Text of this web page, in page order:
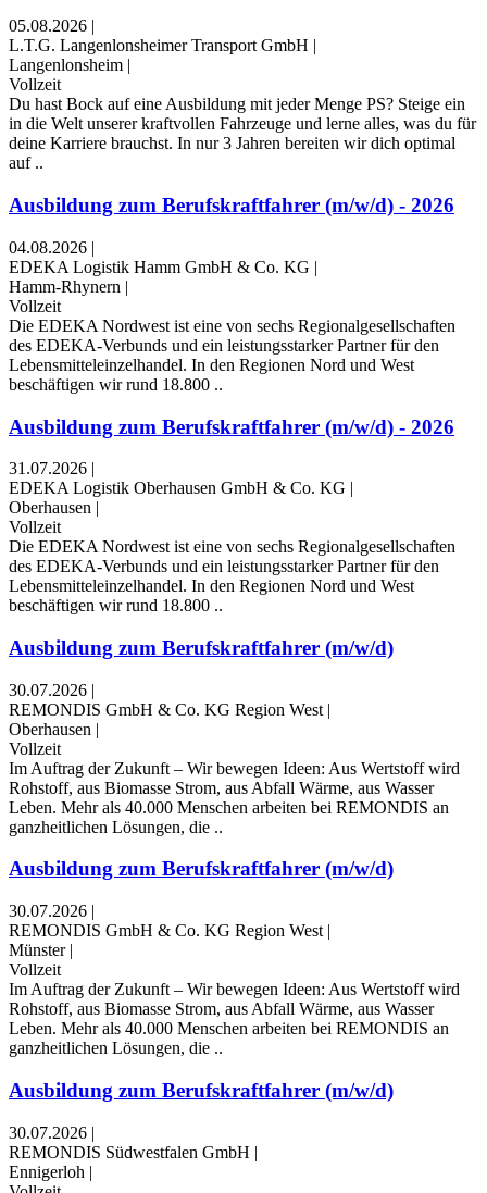
05.08.2026 |
L.T.G. Langenlonsheimer Transport GmbH |
Langenlonsheim |
Vollzeit
Du hast Bock auf eine Ausbildung mit jeder Menge PS? Steige ein
in die Welt unserer kraftvollen Fahrzeuge und lerne alles, was du für
deine Karriere brauchst. In nur 3 Jahren bereiten wir dich optimal
auf ..
Ausbildung zum Berufskraftfahrer (m/w/d) - 2026
04.08.2026 |
EDEKA Logistik Hamm GmbH & Co. KG |
Hamm-Rhynern |
Vollzeit
Die EDEKA Nordwest ist eine von sechs Regionalgesellschaften
des EDEKA-Verbunds und ein leistungsstarker Partner für den
Lebensmitteleinzelhandel. In den Regionen Nord und West
beschäftigen wir rund 18.800 ..
Ausbildung zum Berufskraftfahrer (m/w/d) - 2026
31.07.2026 |
EDEKA Logistik Oberhausen GmbH & Co. KG |
Oberhausen |
Vollzeit
Die EDEKA Nordwest ist eine von sechs Regionalgesellschaften
des EDEKA-Verbunds und ein leistungsstarker Partner für den
Lebensmitteleinzelhandel. In den Regionen Nord und West
beschäftigen wir rund 18.800 ..
Ausbildung zum Berufskraftfahrer (m/w/d)
30.07.2026 |
REMONDIS GmbH & Co. KG Region West |
Oberhausen |
Vollzeit
Im Auftrag der Zukunft – Wir bewegen Ideen: Aus Wertstoff wird
Rohstoff, aus Biomasse Strom, aus Abfall Wärme, aus Wasser
Leben. Mehr als 40.000 Menschen arbeiten bei REMONDIS an
ganzheitlichen Lösungen, die ..
Ausbildung zum Berufskraftfahrer (m/w/d)
30.07.2026 |
REMONDIS GmbH & Co. KG Region West |
Münster |
Vollzeit
Im Auftrag der Zukunft – Wir bewegen Ideen: Aus Wertstoff wird
Rohstoff, aus Biomasse Strom, aus Abfall Wärme, aus Wasser
Leben. Mehr als 40.000 Menschen arbeiten bei REMONDIS an
ganzheitlichen Lösungen, die ..
Ausbildung zum Berufskraftfahrer (m/w/d)
30.07.2026 |
REMONDIS Südwestfalen GmbH |
Ennigerloh |